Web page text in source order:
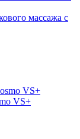
массажа с
VS+